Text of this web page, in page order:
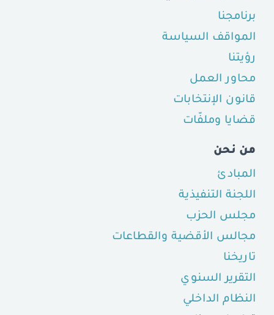
برنامجنا
المواقف السياسة
رؤيتنا
محاور العمل
قانون الإنتخابات
قضايا وملفّات
من نحن
المبادئ
اللجنة التنفيذية
مجلس الحزب
مجالس الأقضية والقطاعات
تاريخنا
التقرير السنوي
النظام الداخلي